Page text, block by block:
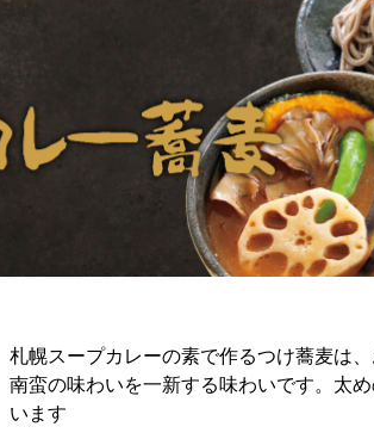
札幌スープカレーの素で作るつけ蕎麦は
南蛮の味わいを一新する味わいです。太
います